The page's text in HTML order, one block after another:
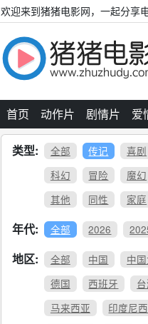
欢迎来到猪猪电影网，一起分享
首页 动作片 剧情片 爱
类型: 全部 传记 喜剧
科幻
冒险 魔幻
其他
同性 家庭
年代: 全部 2026
地区: 全部 中国 中
德国
西班牙
马来西亚
印度尼